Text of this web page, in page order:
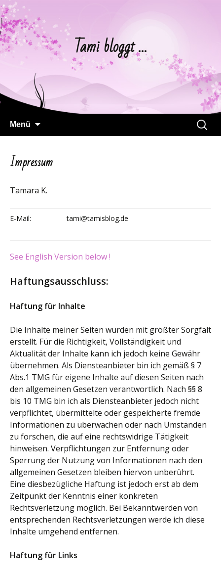
Tami bloggt …
Menü
Suchen
nach:
Impressum
Tamara K.
E-Mail: tami@tamisblog.de
See English Version below !
Haftungsausschluss:
Haftung für Inhalte
Die Inhalte meiner Seiten wurden mit größter Sorgfalt
erstellt. Für die Richtigkeit, Vollständigkeit und
Aktualität der Inhalte kann ich jedoch keine Gewähr
übernehmen. Als Diensteanbieter bin ich gemäß § 7
Abs.1 TMG für eigene Inhalte auf diesen Seiten nach
den allgemeinen Gesetzen verantwortlich. Nach §§ 8
bis 10 TMG bin ich als Diensteanbieter jedoch nicht
verpflichtet, übermittelte oder gespeicherte fremde
Informationen zu überwachen oder nach Umständen
zu forschen, die auf eine rechtswidrige Tätigkeit
hinweisen. Verpflichtungen zur Entfernung oder
Sperrung der Nutzung von Informationen nach den
allgemeinen Gesetzen bleiben hiervon unberührt.
Eine diesbezügliche Haftung ist jedoch erst ab dem
Zeitpunkt der Kenntnis einer konkreten
Rechtsverletzung möglich. Bei Bekanntwerden von
entsprechenden Rechtsverletzungen werde ich diese
Inhalte umgehend entfernen.
Haftung für Links